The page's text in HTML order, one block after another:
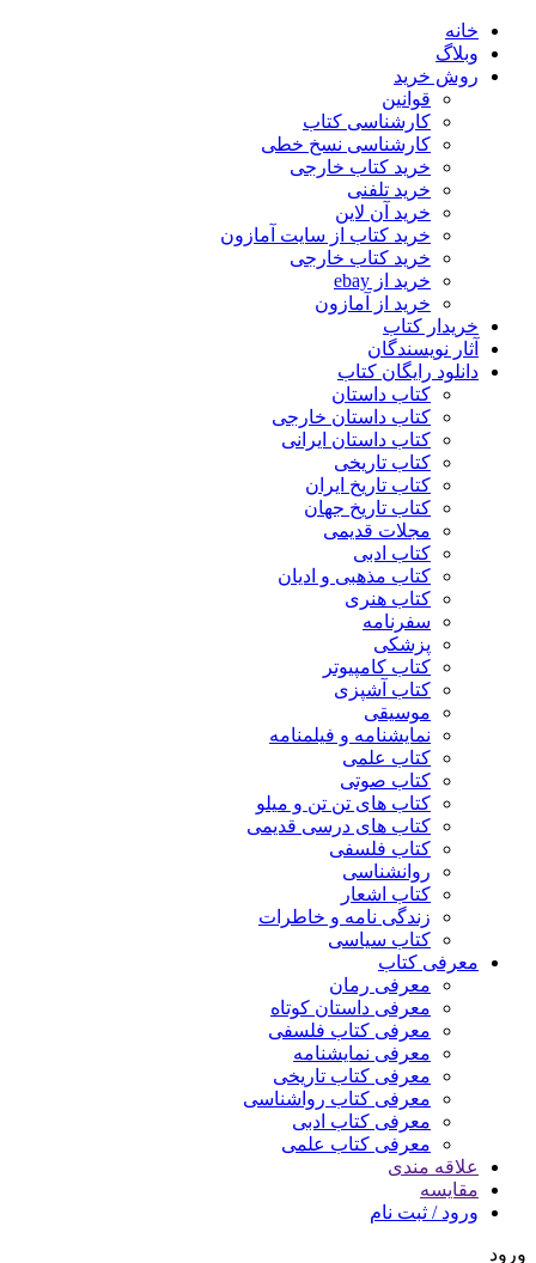
خانه
وبلاگ
روش خرید
قوانین
کارشناسی کتاب
کارشناسی نسخ خطی
خرید کتاب خارجی
خرید تلفنی
خرید آن لاین
خرید کتاب از سایت آمازون
خرید کتاب خارجی
خرید از ebay
خرید از آمازون
خریدار کتاب
آثار نویسندگان
دانلود رایگان کتاب
کتاب داستان
کتاب داستان خارجی
کتاب داستان ایرانی
کتاب تاریخی
کتاب تاریخ ایران
کتاب تاریخ جهان
مجلات قدیمی
کتاب ادبی
کتاب مذهبی و ادیان
کتاب هنری
سفرنامه
پزشکی
کتاب کامپیوتر
کتاب آشپزی
موسیقی
نمایشنامه و فیلمنامه
کتاب علمی
کتاب صوتی
کتاب های تن تن و میلو
کتاب های درسی قدیمی
کتاب فلسفی
روانشناسی
کتاب اشعار
زندگی نامه و خاطرات
کتاب سیاسی
معرفی کتاب
معرفی رمان
معرفی داستان کوتاه
معرفی کتاب فلسفی
معرفی نمایشنامه
معرفی کتاب تاریخی
معرفی کتاب رواشناسی
معرفی کتاب ادبی
معرفی کتاب علمی
علاقه مندی
مقایسه
ورود / ثبت نام
ورود